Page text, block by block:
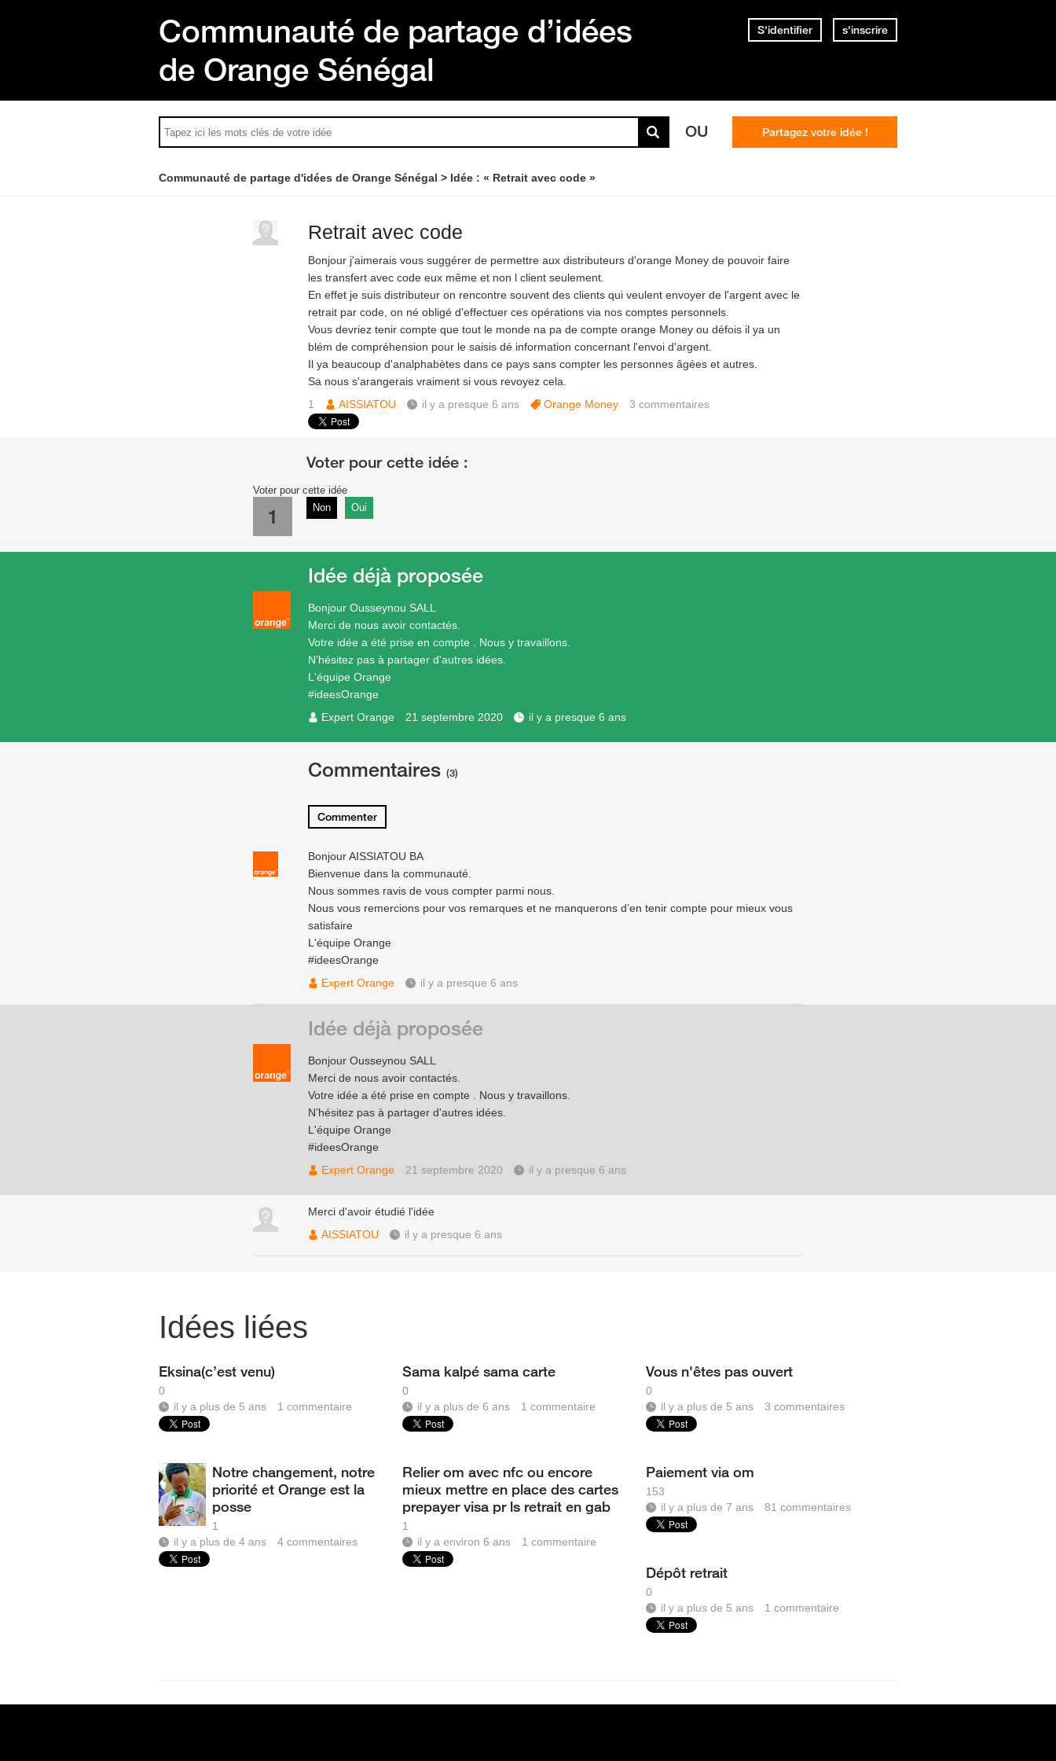
Communauté de partage d’idées
de Orange Sénégal
S'identifier s'inscrire
OU Partagez votre idée !
Communauté de partage d'idées de Orange Sénégal Idée : « Retrait avec code »
Retrait avec code
Bonjour j'aimerais vous suggérer de permettre aux distributeurs d'orange Money de pouvoir faire
les transfert avec code eux même et non l client seulement.
En effet je suis distributeur on rencontre souvent des clients qui veulent envoyer de l'argent avec le
retrait par code, on né obligé d'effectuer ces opérations via nos comptes personnels.
Vous devriez tenir compte que tout le monde na pa de compte orange Money ou défois il ya un
blém de compréhension pour le saisis dé information concernant l'envoi d'argent.
Il ya beaucoup d'analphabètes dans ce pays sans compter les personnes âgées et autres.
Sa nous s'arangerais vraiment si vous revoyez cela.
1
AISSIATOU il y a presque 6 ans Orange Money 3 commentaires
Voter pour cette idée
1 Non Oui
Bonjour Ousseynou SALL
Merci de nous avoir contactés.
Votre idée a été prise en compte . Nous y travaillons.
N’hésitez pas à partager d'autres idées.
L'équipe Orange
#ideesOrange
Expert Orange
21 septembre 2020 il y a presque 6 ans
Idée déjà proposée
Commentaires (3)
Commenter
Bonjour AISSIATOU BA
Bienvenue dans la communauté.
Nous sommes ravis de vous compter parmi nous.
Nous vous remercions pour vos remarques et ne manquerons d’en tenir compte pour mieux vous
satisfaire
L'équipe Orange
#ideesOrange
Expert Orange
il y a presque 6 ans
Bonjour Ousseynou SALL
Merci de nous avoir contactés.
Votre idée a été prise en compte . Nous y travaillons.
N’hésitez pas à partager d'autres idées.
L'équipe Orange
#ideesOrange
Expert Orange
21 septembre 2020 il y a presque 6 ans
Idée déjà proposée
Merci d'avoir étudié l'idée
AISSIATOU
il y a presque 6 ans
Idées liées
Eksina(c’est venu)
0
il y a plus de 5 ans
1 commentaire
Sama kalpé sama carte
0
il y a plus de 6 ans
1commentaire
Vous n'êtes pas ouvert
0
il y a plus de 5 ans
3commentaires
Notre changement, notre
priorité et Orange est la
posse
1
il y a plus de 4 ans
4 commentaires
Relier om avec nfc ou encore
mieux mettre en place des cartes
prepayer visa pr ls retrait en gab
1
il y a environ 6 ans
1commentaire
Paiement via om
153
il y a plus de 7 ans
81commentaires
Dépôt retrait
0
il y a plus de 5 ans
1commentaire